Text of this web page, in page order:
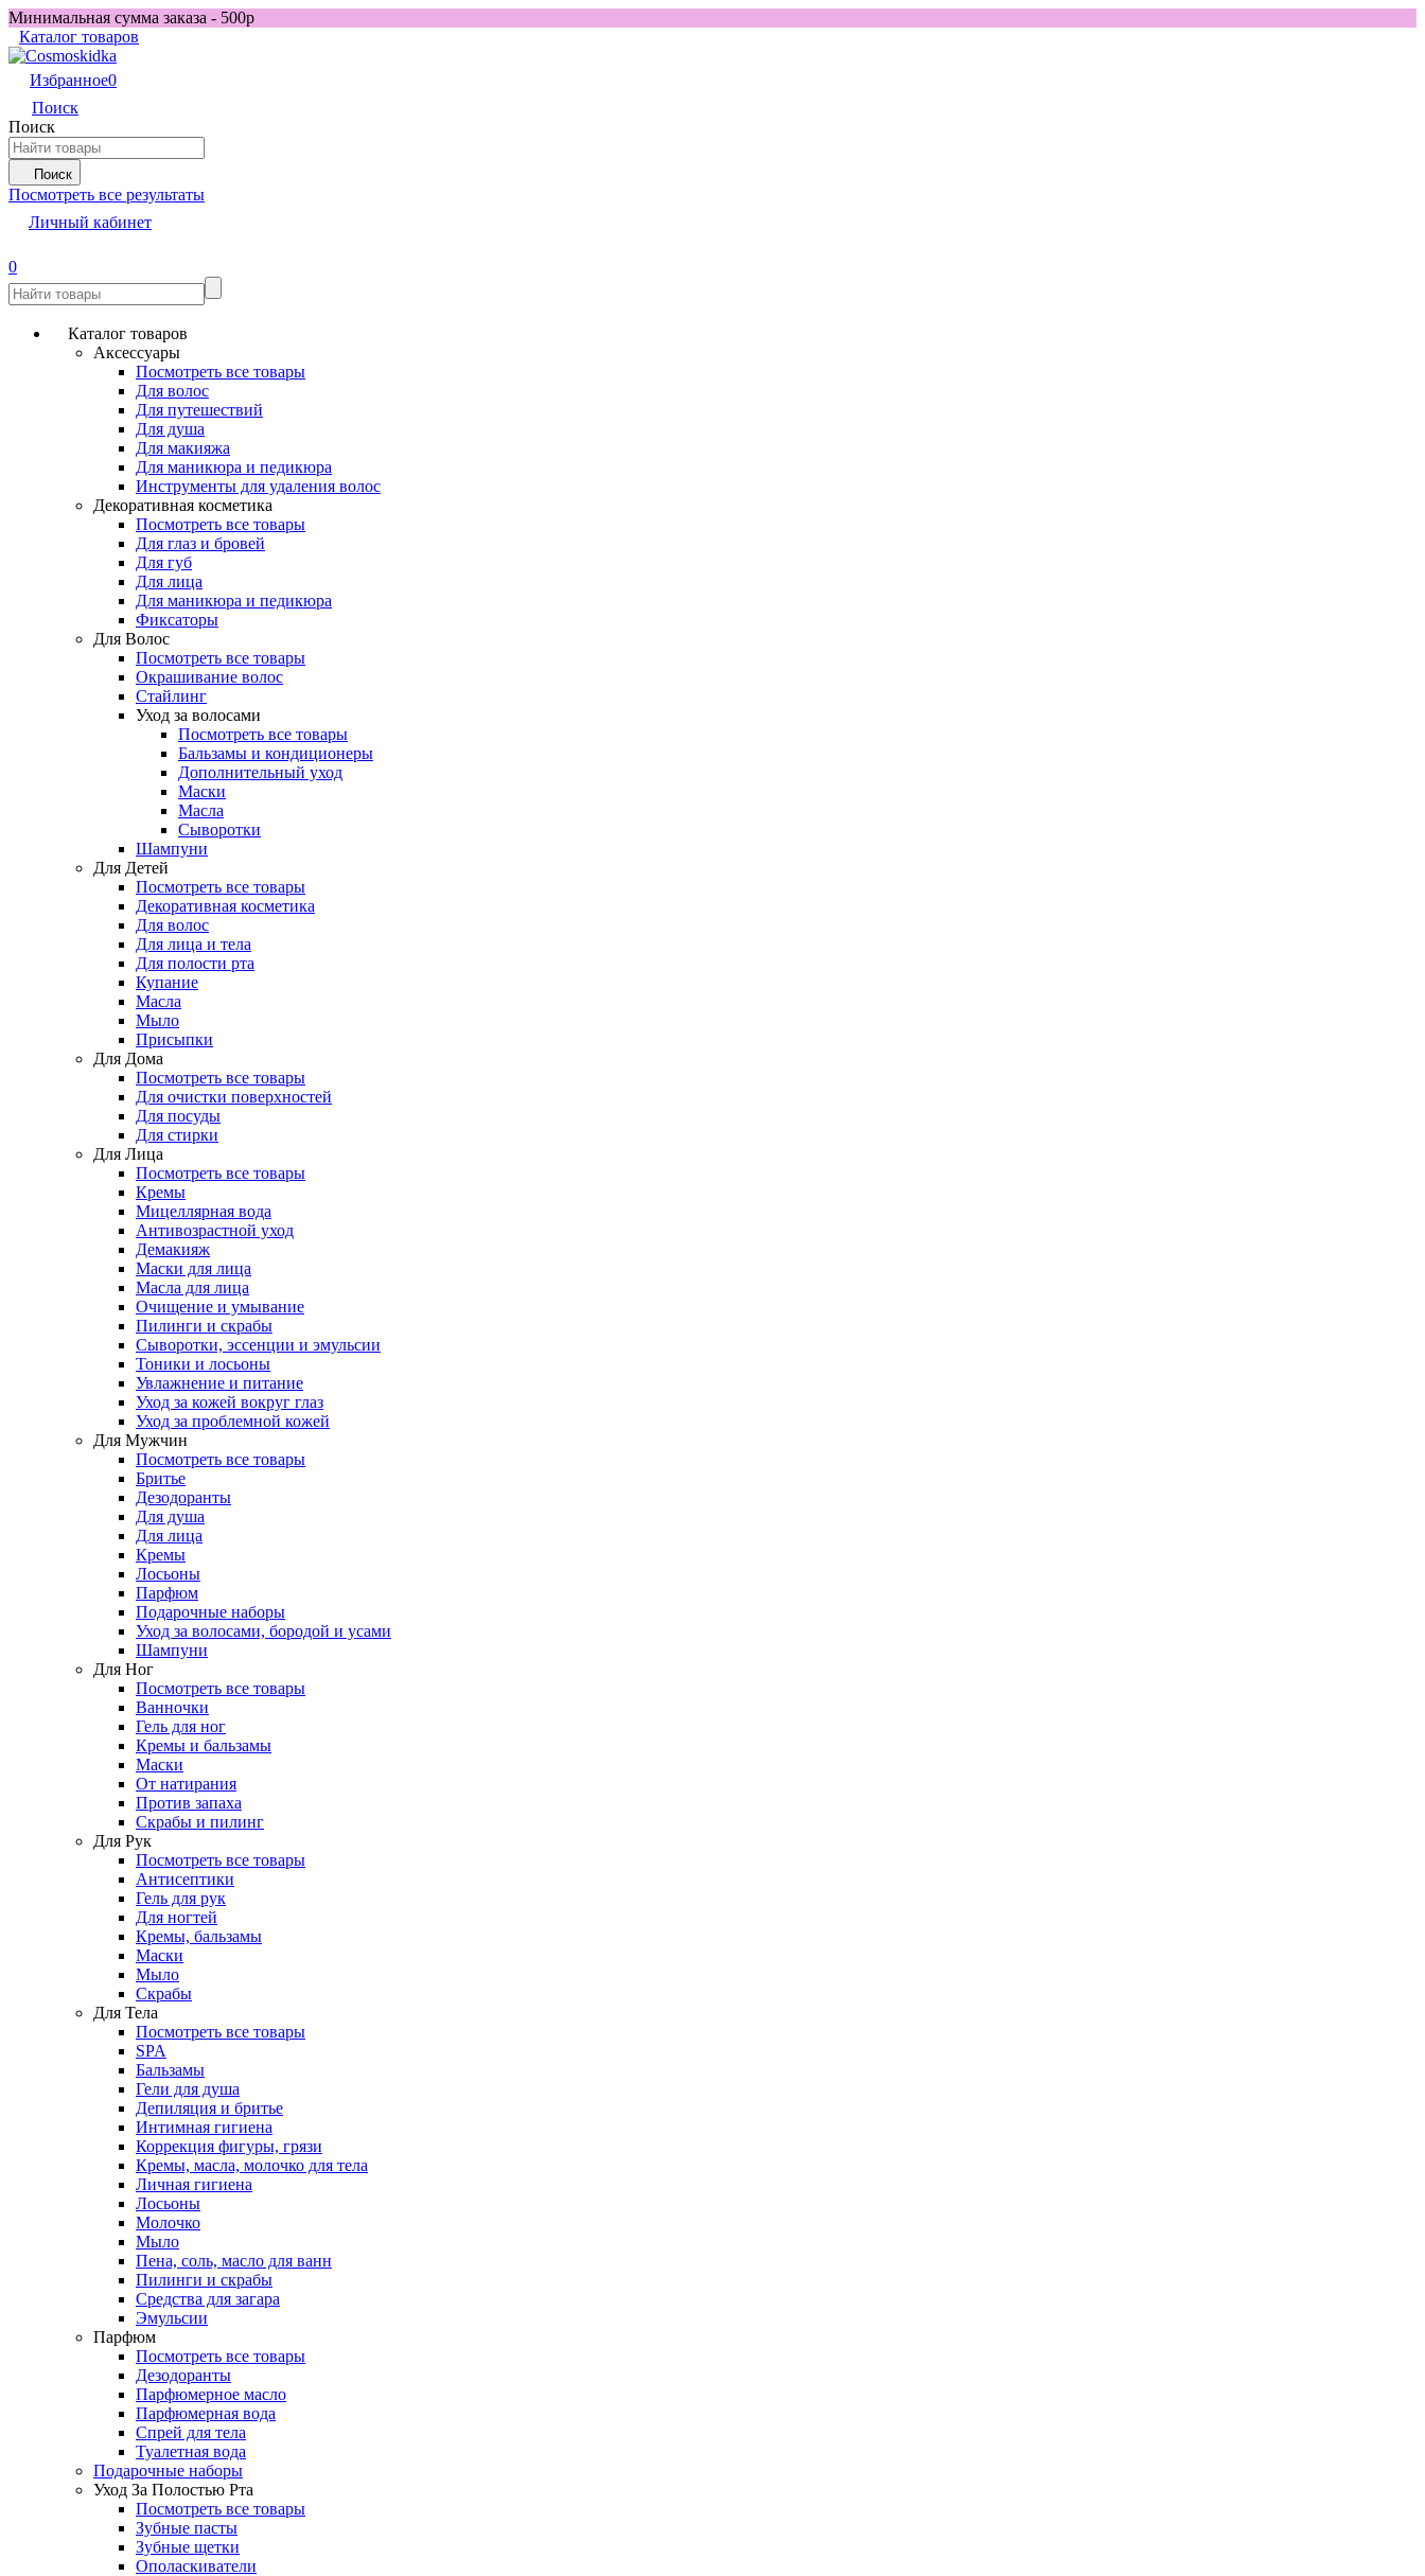
Минимальная сумма заказа - 500р
Каталог товаров
Избранное0
Поиск
Поиск
Поиск
Посмотреть все результаты
Личный кабинет
0
Каталог товаров
Аксессуары
Посмотреть все товары
Для волос
Для путешествий
Для душа
Для макияжа
Для маникюра и педикюра
Инструменты для удаления волос
Декоративная косметика
Посмотреть все товары
Для глаз и бровей
Для губ
Для лица
Для маникюра и педикюра
Фиксаторы
Для Волос
Посмотреть все товары
Окрашивание волос
Стайлинг
Уход за волосами
Посмотреть все товары
Бальзамы и кондиционеры
Дополнительный уход
Маски
Масла
Сыворотки
Шампуни
Для Детей
Посмотреть все товары
Декоративная косметика
Для волос
Для лица и тела
Для полости рта
Купание
Масла
Мыло
Присыпки
Для Дома
Посмотреть все товары
Для очистки поверхностей
Для посуды
Для стирки
Для Лица
Посмотреть все товары
Кремы
Мицеллярная вода
Антивозрастной уход
Демакияж
Маски для лица
Масла для лица
Очищение и умывание
Пилинги и скрабы
Сыворотки, эссенции и эмульсии
Тоники и лосьоны
Увлажнение и питание
Уход за кожей вокруг глаз
Уход за проблемной кожей
Для Мужчин
Посмотреть все товары
Бритье
Дезодоранты
Для душа
Для лица
Кремы
Лосьоны
Парфюм
Подарочные наборы
Уход за волосами, бородой и усами
Шампуни
Для Ног
Посмотреть все товары
Ванночки
Гель для ног
Кремы и бальзамы
Маски
От натирания
Против запаха
Скрабы и пилинг
Для Рук
Посмотреть все товары
Антисептики
Гель для рук
Для ногтей
Кремы, бальзамы
Маски
Мыло
Скрабы
Для Тела
Посмотреть все товары
SPA
Бальзамы
Гели для душа
Депиляция и бритье
Интимная гигиена
Коррекция фигуры, грязи
Кремы, масла, молочко для тела
Личная гигиена
Лосьоны
Молочко
Мыло
Пена, соль, масло для ванн
Пилинги и скрабы
Средства для загара
Эмульсии
Парфюм
Посмотреть все товары
Дезодоранты
Парфюмерное масло
Парфюмерная вода
Спрей для тела
Туалетная вода
Подарочные наборы
Уход За Полостью Рта
Посмотреть все товары
Зубные пасты
Зубные щетки
Ополаскиватели